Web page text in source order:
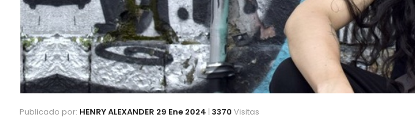
Publicado por: HENRY ALEXANDER 29 Ene 2024 | 3370 Visitas